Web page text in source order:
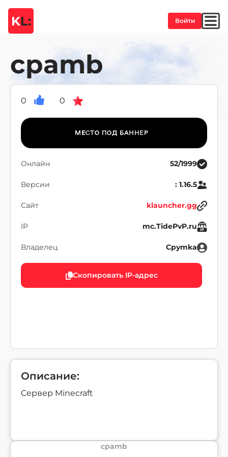
KL: Войти
cpamb
0 0
Онлайн 52/1999
Версии : 1.16.5
Сайт klauncher.gg
IP mc.TidePvP.ru
Владелец Cpymka
Скопировать IP-адрес
Описание:
Сервер Minecraft
cpamb